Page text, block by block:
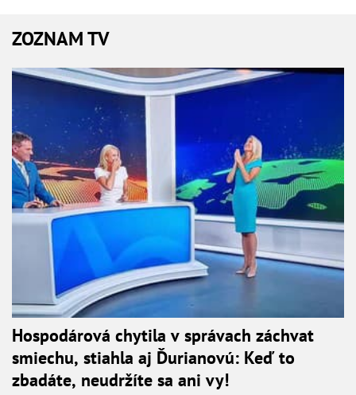
ZOZNAM TV
Hospodárová chytila v správach záchvat
smiechu, stiahla aj Ďurianovú: Keď to
zbadáte, neudržíte sa ani vy!